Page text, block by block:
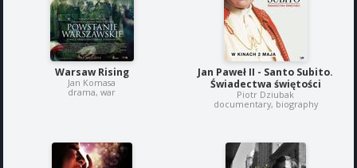
Warsaw Rising
Jan Komasa
drama, war
Jan Paweł II - Santo Subito.
Świadectwa świętości
Piotr Dziubak
documentary, biography